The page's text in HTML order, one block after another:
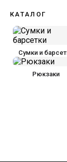
КАТАЛОГ
Сумки и
Рюкзаки